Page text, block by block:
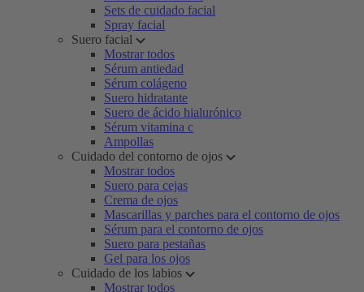
Sets de cuidado facial
Spray facial
Suero facial
Mostrar todos
Sérum antiedad
Sérum colágeno
Suero hidratante
Suero de ácido hialurónico
Sérum vitamina c
Ampollas
Cuidado del contorno de ojos
Mostrar todos
Suero para cejas
Crema de ojos
Mascarillas y parches para el contorno de ojos
Sérum para el contorno de ojos
Suero para pestañas
Gel para los ojos
Cuidado de los labios
Mostrar todos